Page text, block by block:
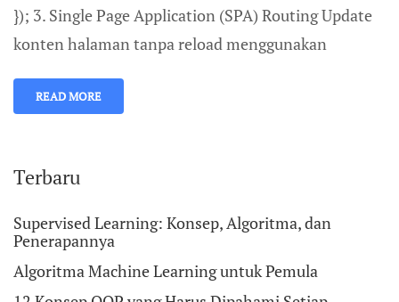
}); 3. Single Page Application (SPA) Routing Update
konten halaman tanpa reload menggunakan
READ MORE
Terbaru
Supervised Learning: Konsep, Algoritma, dan
Penerapannya
Algoritma Machine Learning untuk Pemula